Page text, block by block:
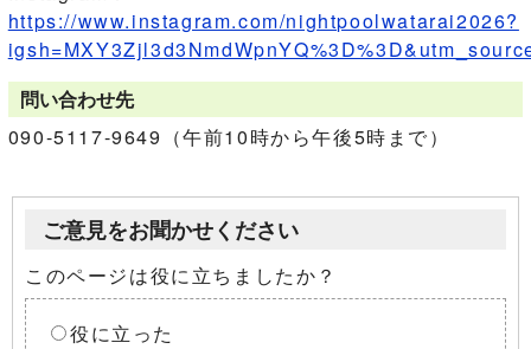
https://www.instagram.com/nightpoolwatarai2026?
問い合わせ先
090-5117-9649（午前10時から午後5時まで）
ご意見をお聞かせください
このページは役に立ちましたか？
役に立った